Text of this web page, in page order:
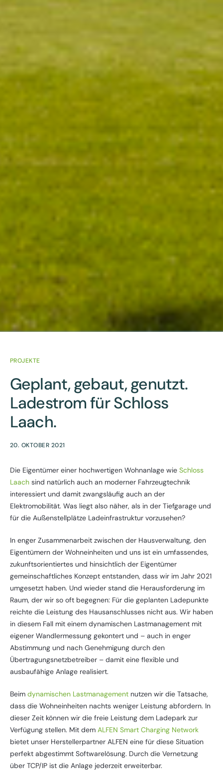
PROJEKTE
Geplant, gebaut, genutzt.
Ladestrom für Schloss
Laach.
20. OKTOBER 2021
Die Eigentümer einer hochwertigen Wohnanlage wie Schloss
Laach sind natürlich auch an moderner Fahrzeugtechnik
interessiert und damit zwangsläufig auch an der
Elektromobilität. Was liegt also näher, als in der Tiefgarage und
für die Außenstellplätze Ladeinfrastruktur vorzusehen?
In enger Zusammenarbeit zwischen der Hausverwaltung, den
Eigentümern der Wohneinheiten und uns ist ein umfassendes,
zukunftsorientiertes und hinsichtlich der Eigentümer
gemeinschaftliches Konzept entstanden, dass wir im Jahr 2021
umgesetzt haben. Und wieder stand die Herausforderung im
Raum, der wir so oft begegnen: Für die geplanten Ladepunkte
reichte die Leistung des Hausanschlusses nicht aus. Wir haben
in diesem Fall mit einem dynamischen Lastmanagement mit
eigener Wandlermessung gekontert und – auch in enger
Abstimmung und nach Genehmigung durch den
Übertragungsnetzbetreiber – damit eine flexible und
ausbaufähige Anlage realisiert.
Beim dynamischen Lastmanagement nutzen wir die Tatsache,
dass die Wohneinheiten nachts weniger Leistung abfordern. In
dieser Zeit können wir die freie Leistung dem Ladepark zur
Verfügung stellen. Mit dem ALFEN Smart Charging Network
bietet unser Herstellerpartner ALFEN eine für diese Situation
perfekt abgestimmt Softwarelösung. Durch die Vernetzung
über TCP/IP ist die Anlage jederzeit erweiterbar.